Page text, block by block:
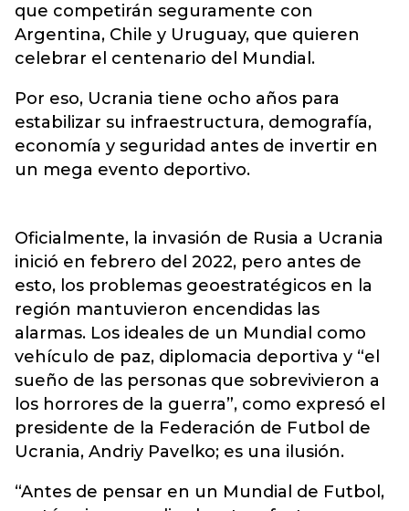
que competirán seguramente con
Argentina, Chile y Uruguay, que quieren
celebrar el centenario del Mundial.
Por eso, Ucrania tiene ocho años para
estabilizar su infraestructura, demografía,
economía y seguridad antes de invertir en
un mega evento deportivo.
Oficialmente, la invasión de Rusia a Ucrania
inició en febrero del 2022, pero antes de
esto, los problemas geoestratégicos en la
región mantuvieron encendidas las
alarmas. Los ideales de un Mundial como
vehículo de paz, diplomacia deportiva y “el
sueño de las personas que sobrevivieron a
los horrores de la guerra”, como expresó el
presidente de la Federación de Futbol de
Ucrania, Andriy Pavelko; es una ilusión.
“Antes de pensar en un Mundial de Futbol,